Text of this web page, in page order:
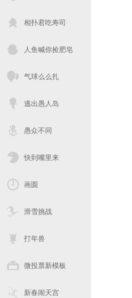
相扑君吃寿司
人鱼喊你捡肥皂
气球么么扎
逃出愚人岛
愚众不同
快到嘴里来
画圆
滑雪挑战
打年兽
微投票新模板
新春闹天宫